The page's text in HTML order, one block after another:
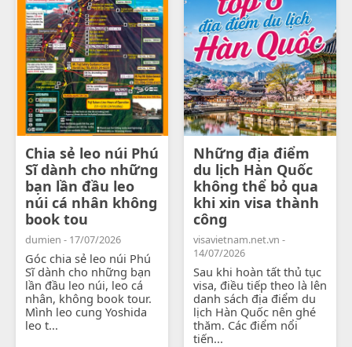
Chia sẻ leo núi Phú
Sĩ dành cho những
bạn lần đầu leo
núi cá nhân không
book tou
dumien - 17/07/2026
Góc chia sẻ leo núi Phú
Sĩ dành cho những bạn
lần đầu leo núi, leo cá
nhân, không book tour.
Mình leo cung Yoshida
leo t...
Những địa điểm
du lịch Hàn Quốc
không thể bỏ qua
khi xin visa thành
công
visavietnam.net.vn -
14/07/2026
Sau khi hoàn tất thủ tục
visa, điều tiếp theo là lên
danh sách địa điểm du
lịch Hàn Quốc nên ghé
thăm. Các điểm nổi
tiến...